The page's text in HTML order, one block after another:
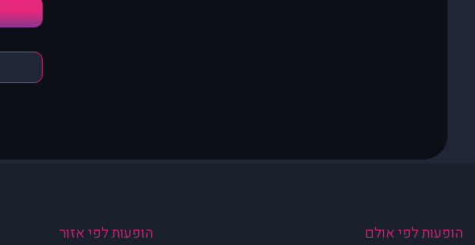
הופעות לפי אולם הופעות לפי אזור